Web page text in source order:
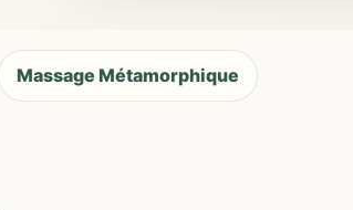
Massage Métamorphique